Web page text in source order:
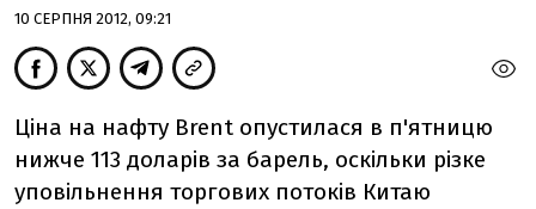
10 СЕРПНЯ 2012, 09:21
Ціна на нафту Brent опустилася в п'ятницю
нижче 113 доларів за барель, оскільки різке
уповільнення торгових потоків Китаю